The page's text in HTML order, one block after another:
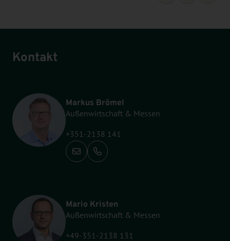
Kontakt
Markus Brömel
Außenwirtschaft & Messen
+351-2138 141
Anrufen: +351-2138 141
Mario Kristen
Außenwirtschaft & Messen
+49-351-2138 131